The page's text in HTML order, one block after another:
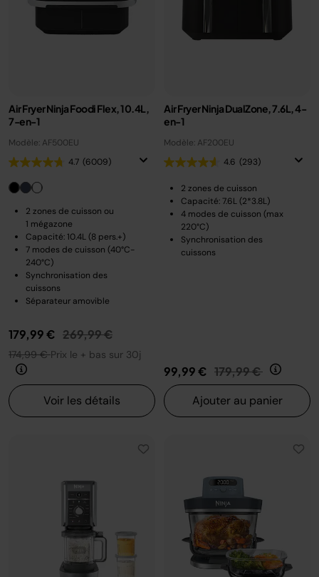
Air Fryer Ninja Foodi Flex, 10.4L,
7-en-1
Modèle: AF500EU
4.7 (6009)
2 zones de cuisson ou
1 mégazone
Capacité: 10.4L (8 pers.+)
7 modes de cuisson (40°C-
240°C)
Synchronisation des
cuissons
Séparateur amovible
179,99 € Prix réduit de
269,99 €au
174,99 €Prix le + bas sur 30j
Voir les détails
Air Fryer Ninja DualZone, 7.6L, 4-
en-1
Modèle: AF200EU
4.6 (293)
2 zones de cuisson
Capacité: 7.6L (2*3.8L)
4 modes de cuisson (max
220°C)
Synchronisation des
cuissons
99,99 € Prix réduit de
179,99 € au
Ajouter au panier